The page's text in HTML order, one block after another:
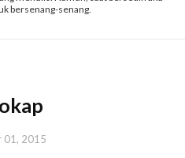
bersenang-senang.
01, 2015